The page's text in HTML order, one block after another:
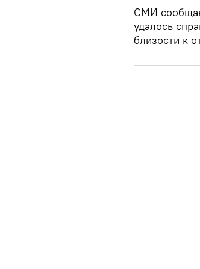
СМИ
удалось
близости к